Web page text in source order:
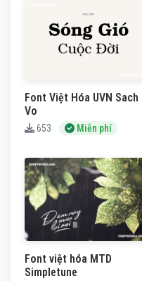
Font Việt Hóa UVN Sach
Vo
653 Miễn phí
Font việt hóa MTD
Simpletune